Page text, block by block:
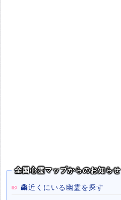
全国心霊マップからのお知らせ
👻近くにいる幽霊を探す